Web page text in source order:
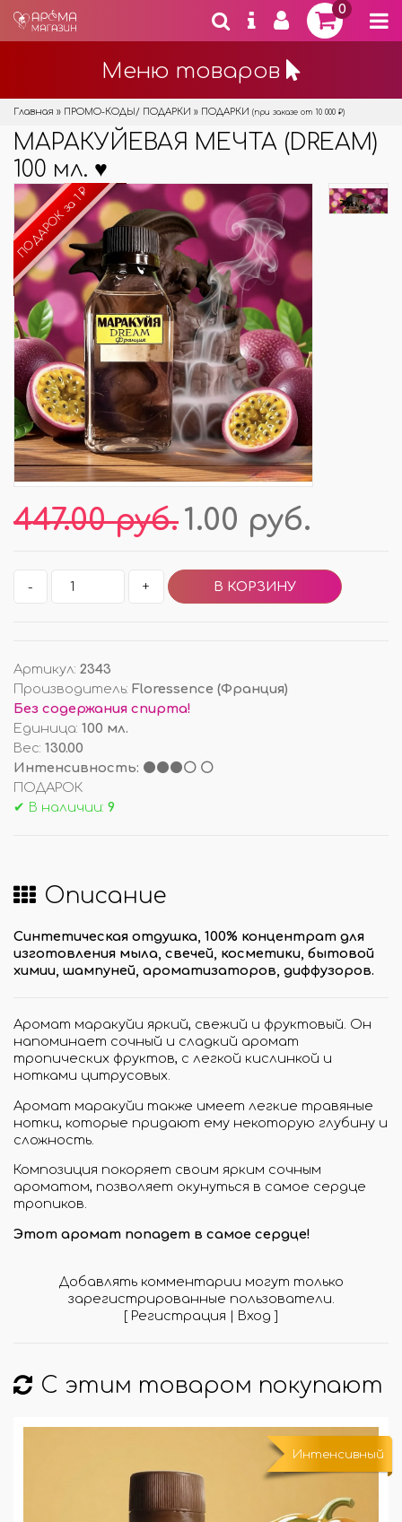
0
Меню товаров
Главная » ПРОМО-КОДЫ/ ПОДАРКИ » ПОДАРКИ (при заказе от 10 000 ₽)
МАРАКУЙЕВАЯ МЕЧТА (DREAM)
100 мл. ♥
ПОДАРОК за 1 ₽
447.00 руб.1.00 руб.
- +
Артикул: 2343
Производитель: Floressence (Франция)
Без содержания спирта!
Единица: 100 мл.
Вес: 130.00
Интенсивность: ⚫⚫⚫⚪ ⚪
ПОДАРОК
✔ В наличии: 9
Описание
Синтетическая отдушка, 100% концентрат для
изготовления мыла, свечей, косметики, бытовой
химии, шампуней, ароматизаторов, диффузоров.
Аромат маракуйи яркий, свежий и фруктовый. Он
напоминает сочный и сладкий аромат
тропических фруктов, с легкой кислинкой и
нотками цитрусовых.
Аромат маракуйи также имеет легкие травяные
нотки, которые придают ему некоторую глубину и
сложность.
Композиция покоряет своим ярким сочным
ароматом, позволяет окунуться в самое сердце
тропиков.
Этот аромат попадет в самое сердце!
Добавлять комментарии могут только
зарегистрированные пользователи.
[ Регистрация | Вход ]
С этим товаром покупают
Интенсивный